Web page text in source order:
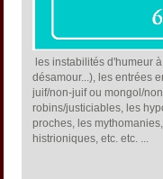
les instabilités d'humeur
désamour...), les entrées
juif/non-juif ou mongol/
robins/justiciables, les
proches, les
histrioniques, etc. etc. ...